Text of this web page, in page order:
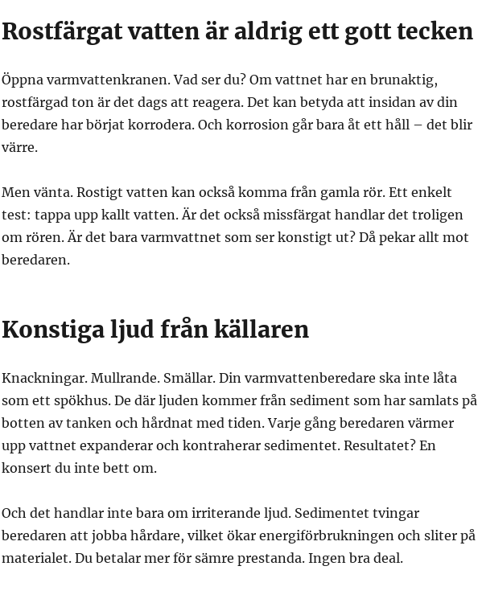
Rostfärgat vatten är aldrig ett gott tecken
Öppna varmvattenkranen. Vad ser du? Om vattnet har en brunaktig,
rostfärgad ton är det dags att reagera. Det kan betyda att insidan av din
beredare har börjat korrodera. Och korrosion går bara åt ett håll – det blir
värre.
Men vänta. Rostigt vatten kan också komma från gamla rör. Ett enkelt
test: tappa upp kallt vatten. Är det också missfärgat handlar det troligen
om rören. Är det bara varmvattnet som ser konstigt ut? Då pekar allt mot
beredaren.
Konstiga ljud från källaren
Knackningar. Mullrande. Smällar. Din varmvattenberedare ska inte låta
som ett spökhus. De där ljuden kommer från sediment som har samlats på
botten av tanken och hårdnat med tiden. Varje gång beredaren värmer
upp vattnet expanderar och kontraherar sedimentet. Resultatet? En
konsert du inte bett om.
Och det handlar inte bara om irriterande ljud. Sedimentet tvingar
beredaren att jobba hårdare, vilket ökar energiförbrukningen och sliter på
materialet. Du betalar mer för sämre prestanda. Ingen bra deal.